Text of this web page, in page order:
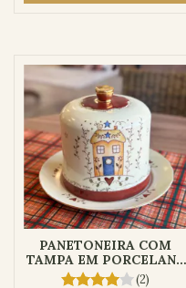
PANETONEIRA COM
TAMPA EM PORCELANA
| COLEÇÃO DELICADA
(2)